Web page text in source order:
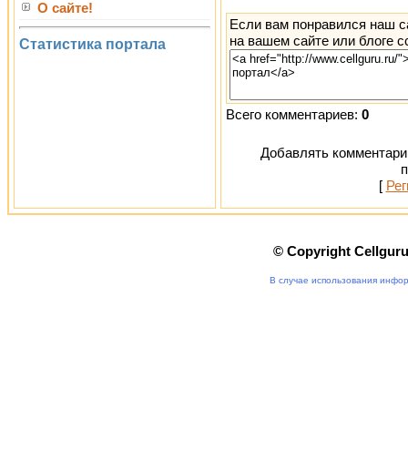
О сайте!
Статистика портала
Если вам понравился наш
на вашем сайте или блоге
Всего комментариев: 0
Добавлять
[
© Copyright
В случае использования